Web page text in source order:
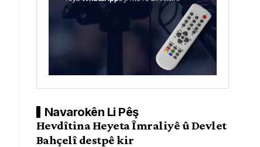
Navarokên Li Pêş
Hevdîtina Heyeta Îmraliyê û Devlet
Bahçelî destpê kir